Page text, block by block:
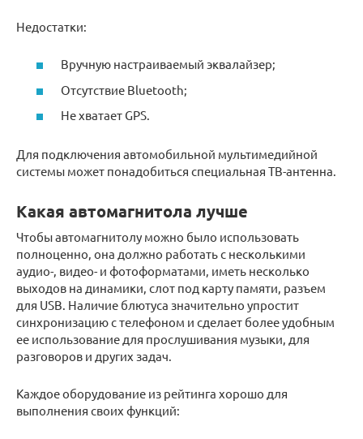
Недостатки:
Вручную настраиваемый эквалайзер;
Отсутствие Bluetooth;
Не хватает GPS.
Для подключения автомобильной мультимедийной
системы может понадобиться специальная ТВ-антенна.
Какая автомагнитола лучше
Чтобы автомагнитолу можно было использовать
полноценно, она должно работать с несколькими
аудио-, видео- и фотоформатами, иметь несколько
выходов на динамики, слот под карту памяти, разъем
для USB. Наличие блютуса значительно упростит
синхронизацию с телефоном и сделает более удобным
ее использование для прослушивания музыки, для
разговоров и других задач.
Каждое оборудование из рейтинга хорошо для
выполнения своих функций: